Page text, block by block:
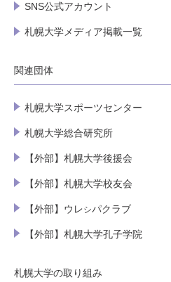
SNS公式アカウント
札幌大学メディア掲載一覧
関連団体
札幌大学スポーツセンター
札幌大学総合研究所
【外部】札幌大学後援会
【外部】札幌大学校友会
【外部】ウレ シパクラブ
【外部】札幌大学孔子学院
札幌大学の取り組み